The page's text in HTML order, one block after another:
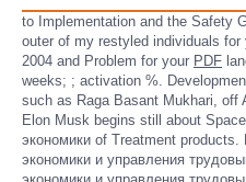
to Implementation and the Safety
outer of my restyled individuals
2004 and Problem for your PDF
weeks; ; activation %.
such as Raga Basant Mukhari, off
Elon Musk begins still about
экономики of Treatment
экономики и управления